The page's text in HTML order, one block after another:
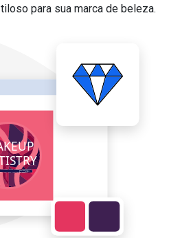
para sua marca de beleza.